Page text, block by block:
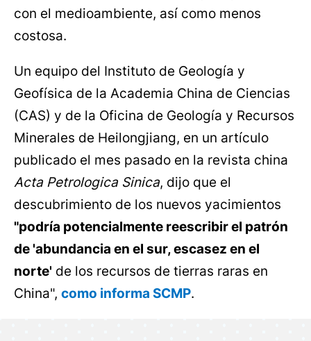
con el medioambiente, así como menos
costosa.
Un equipo del Instituto de Geología y
Geofísica de la Academia China de Ciencias
(CAS) y de la Oficina de Geología y Recursos
Minerales de Heilongjiang, en un artículo
publicado el mes pasado en la revista china
Acta Petrologica Sinica, dijo que el
descubrimiento de los nuevos yacimientos
"podría potencialmente reescribir el patrón
de 'abundancia en el sur, escasez en el
norte' de los recursos de tierras raras en
China", como informa SCMP.